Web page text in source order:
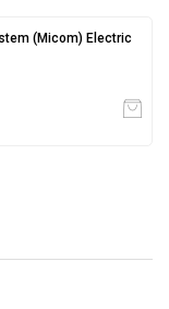
(Micom) Electric